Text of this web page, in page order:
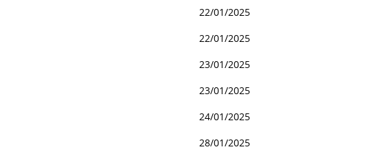
22/01/2025
22/01/2025
23/01/2025
23/01/2025
24/01/2025
28/01/2025